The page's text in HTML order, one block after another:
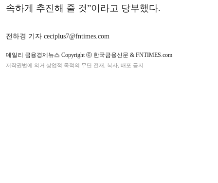
속하게 추진해 줄 것”이라고 당부했다.
전하경 기자 ceciplus7@fntimes.com
데일리 금융경제뉴스 Copyright ⓒ 한국금융신문 & FNTIMES.com
저작권법에 의거 상업적 목적의 무단 전재, 복사, 배포 금지